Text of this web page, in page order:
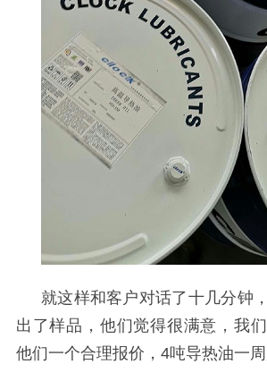
就这样和客户对话了十几分钟
出了样品，他们觉得很满意，我
他们一个合理报价， 4吨导热油一